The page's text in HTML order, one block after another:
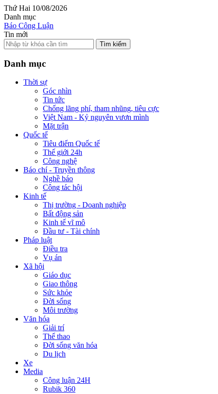
Thứ Hai 10/08/2026
Danh mục
Báo Công Luận
Tin mới
Tìm kiếm
Danh mục
Thời sự
Góc nhìn
Tin tức
Chống lãng phí, tham nhũng, tiêu cực
Việt Nam - Kỷ nguyên vươn mình
Mặt trận
Quốc tế
Tiêu điểm Quốc tế
Thế giới 24h
Công nghệ
Báo chí - Truyền thông
Nghề báo
Công tác hội
Kinh tế
Thị trường - Doanh nghiệp
Bất động sản
Kinh tế vĩ mô
Đầu tư - Tài chính
Pháp luật
Điều tra
Vụ án
Xã hội
Giáo dục
Giao thông
Sức khỏe
Đời sống
Môi trường
Văn hóa
Giải trí
Thể thao
Đời sống văn hóa
Du lịch
Xe
Media
Công luận 24H
Rubik 360